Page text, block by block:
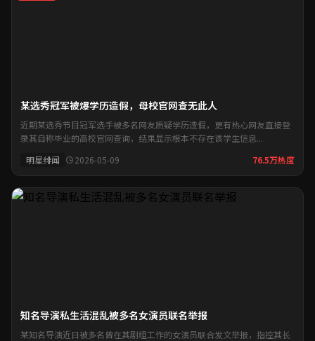
某选秀冠军被爆学历造假，母校官网查无此人
近期某选秀节目冠军选手被多名网友质疑学历造假，更有热心网友直接登
录其自称毕业的高校官网查询，结果显示根本不存在该学生信息...
明星绯闻
2026-05-09 76.5万热度
知名导演私生活混乱被多名女演员联名举报
某知名导演近日被多名曾在其剧组工作的女演员联合发文举报，指控其长